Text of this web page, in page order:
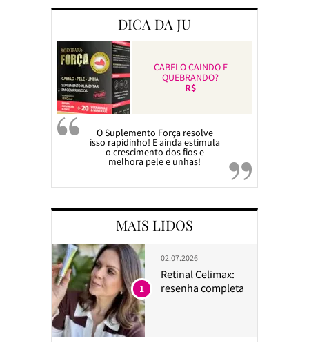
DICA DA JU
CABELO CAINDO E
QUEBRANDO?
R$
O Suplemento Força resolve
isso rapidinho! E ainda estimula
o crescimento dos fios e
melhora pele e unhas!
MAIS LIDOS
02.07.2026
Retinal Celimax:
resenha completa
1